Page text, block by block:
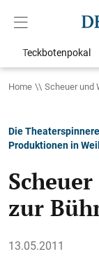
Teckbotenpokal
Home Scheuer und
Die
Produktionen in
zur
13.05.2011